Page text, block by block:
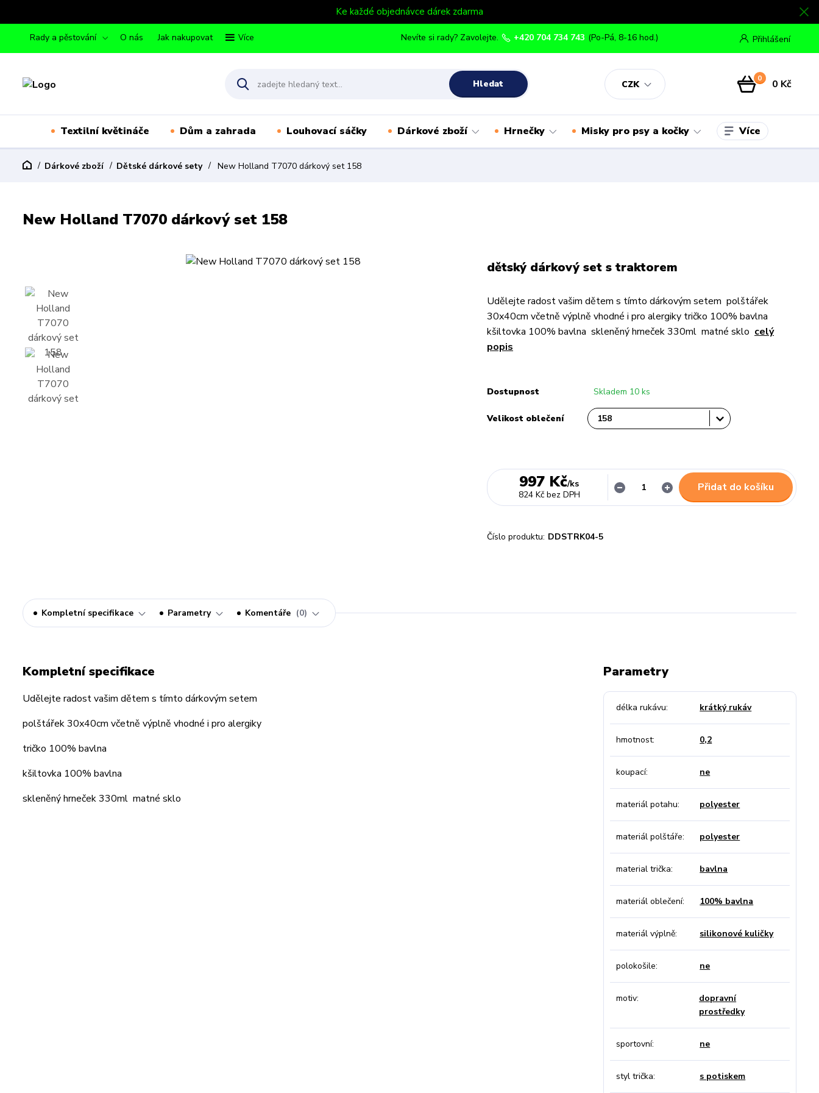
Ke každé objednávce dárek zdarma
Rady a pěstování O nás Jak nakupovat Více
CZK
Přihlášení
Hledat
Nevíte si rady? Zavolejte. +420 704 734 743 (Po-Pá, 8-16 hod.)
0 0 Kč
Textilní květináče Dům a zahrada Louhovací sáčky Dárkové zboží Hrnečky Misky pro psy a kočky Více
Dárkové zboží Dětské dárkové sety New Holland T7070 dárkový set 158
New Holland T7070 dárkový set 158
dětský dárkový set s traktorem
Udělejte radost vašim dětem s tímto dárkovým setem polštářek
30x40cm včetně výplně vhodné i pro alergiky tričko 100% bavlna
kšiltovka 100% bavlna skleněný hrneček 330ml matné sklo celý
popis
Dostupnost Skladem 10 ks
Velikost oblečení
997 Kč/ks
824 Kč bez DPH
Přidat do košíku
Číslo produktu: DDSTRK04-5
Kompletní specifikace Parametry Komentáře 0
Kompletní specifikace
Udělejte radost vašim dětem s tímto dárkovým setem
polštářek 30x40cm včetně výplně vhodné i pro alergiky
tričko 100% bavlna
kšiltovka 100% bavlna
skleněný hrneček 330ml matné sklo
Parametry
délka rukávu krátký rukáv
hmotnost 0,2
koupací ne
materiál potahu polyester
materiál polštáře polyester
material trička bavlna
materiál oblečení 100% bavlna
materiál výplně silikonové kuličky
polokošile ne
motiv
dopravní
prostředky
sportovní ne
styl trička s potiskem